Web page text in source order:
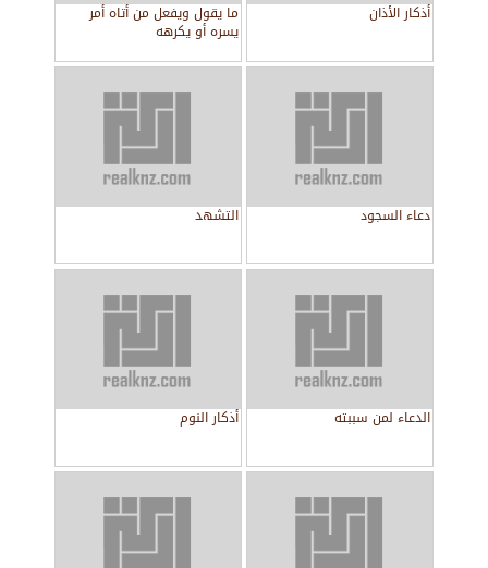
أذكار الأذان ما يقول ويفعل من أتاه أمر
يسره أو يكرهه
دعاء السجود التشهد
الدعاء لمن سببته أذكار النوم